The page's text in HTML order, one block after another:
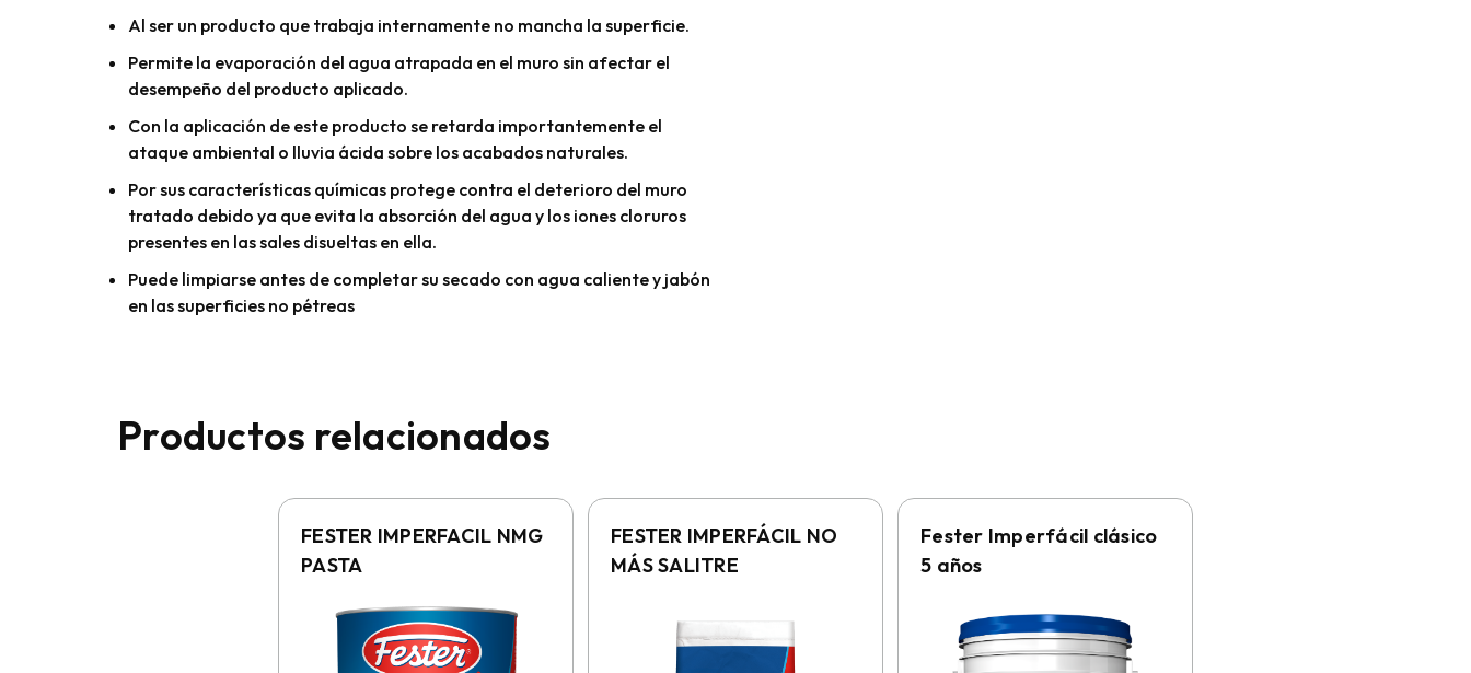
Al ser un producto que trabaja internamente no mancha la superficie.
Permite la evaporación del agua atrapada en el muro sin afectar el
desempeño del producto aplicado.
Con la aplicación de este producto se retarda importantemente el
ataque ambiental o lluvia ácida sobre los acabados naturales.
Por sus características químicas protege contra el deterioro del muro
tratado debido ya que evita la absorción del agua y los iones cloruros
presentes en las sales disueltas en ella.
Puede limpiarse antes de completar su secado con agua caliente y jabón
en las superficies no pétreas
Productos relacionados
FESTER IMPERFACIL NMG
PASTA
FESTER IMPERFÁCIL NO
MÁS SALITRE
Fester Imperfácil clásico
5 años